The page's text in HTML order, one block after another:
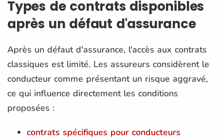
Types de contrats disponibles
après un défaut d'assurance
Après un défaut d'assurance, l'accès aux contrats
classiques est limité. Les assureurs considèrent le
conducteur comme présentant un risque aggravé,
ce qui influence directement les conditions
proposées :
contrats spécifiques pour conducteurs